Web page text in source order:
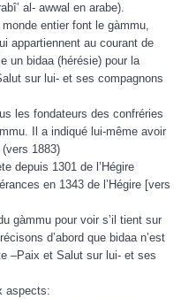
al- awwal en arabe).
entier font le gàmmu,
appartiennent au courant de
un bidaa (hérésie) pour la
sur lui- et ses compagnons
les fondateurs des confréries
Il a indiqué lui-même avoir
1883)
depuis 1301 de l’Hégire
en 1343 de l’Hégire [vers
gàmmu pour voir s’il tient sur
d’abord que bidaa n’est
–Paix et Salut sur lui- et ses
aspects: